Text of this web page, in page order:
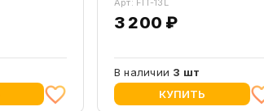
Арт: FIT-13L
3 200 ₽
В наличии 3 шт
КУПИТЬ